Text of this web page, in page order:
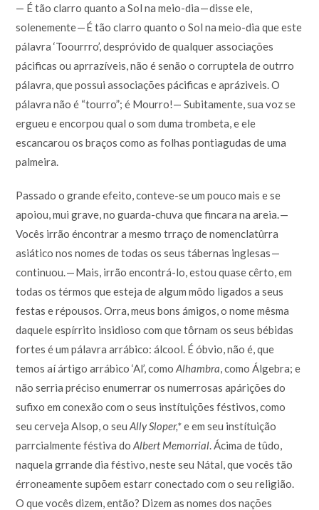
— É tão clarro quanto a Sol na meio-dia — disse ele,
solenemente — É tão clarro quanto o Sol na meio-dia que este
pálavra ‘Toourrro’, despróvido de qualquer associações
pácificas ou aprrazíveis, não é senão o corruptela de outrro
pálavra, que possui associações pácificas e apráziveis. O
pálavra não é “tourro”; é Mourro!— Subitamente, sua voz se
ergueu e encorpou qual o som duma trombeta, e ele
escancarou os braços como as folhas pontiagudas de uma
palmeira.
Passado o grande efeito, conteve-se um pouco mais e se
apoiou, mui grave, no guarda-chuva que fincara na areia. —
Vocês irrão éncontrar a mesmo trraço de nomenclatûrra
asiático nos nomes de todas os seus tábernas inglesas —
continuou. — Mais, irrão encontrá-lo, estou quase cêrto, em
todas os térmos que esteja de algum môdo ligados a seus
festas e répousos. Orra, meus bons ámigos, o nome mêsma
daquele espírrito insidioso com que tôrnam os seus bébidas
fortes é um pálavra arrábico: álcool. É óbvio, não é, que
temos aí ártigo arrábico ‘Al’, comoAlhambra , como Álgebra; e
não serria préciso enumerrar os numerrosas apárições do
sufixo em conexão com o seus instítuições féstivos, como
seu cerveja Alsop, o seuAlly Sloper,*e em seu instítuição
parrcialmente féstiva doAlbert Memorrial . Ácima de tûdo,
naquela grrande dia féstivo, neste seu Nátal, que vocês tão
érroneamente supõem estarr conectado com o seu religião.
O que vocês dizem, então? Dizem as nomes dos nações